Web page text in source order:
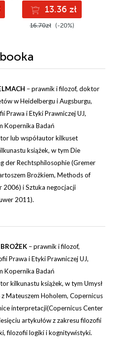
13.36 zł
16.70zł (-20%)
– prawnik i filozof, doktor
w Heidelbergu i Augsburgu,
Prawa i Etyki Prawniczej UJ,
Kopernika Badań
lub współautor kilkuset
książek, w tym Die
der Rechtsphilosophie (Gremer
Brożkiem, Methods of
2006) i Sztuka negocjacji
2011).
– prawnik i filozof,
Prawa i Etyki Prawniczej UJ,
Kopernika Badań
kilkunastu książek, w tym Umysł
Mateuszem Hoholem, Copernicus
interpretacji(Copernicus Center
artykułów z zakresu filozofii
filozofii logiki i kognitywistyki.